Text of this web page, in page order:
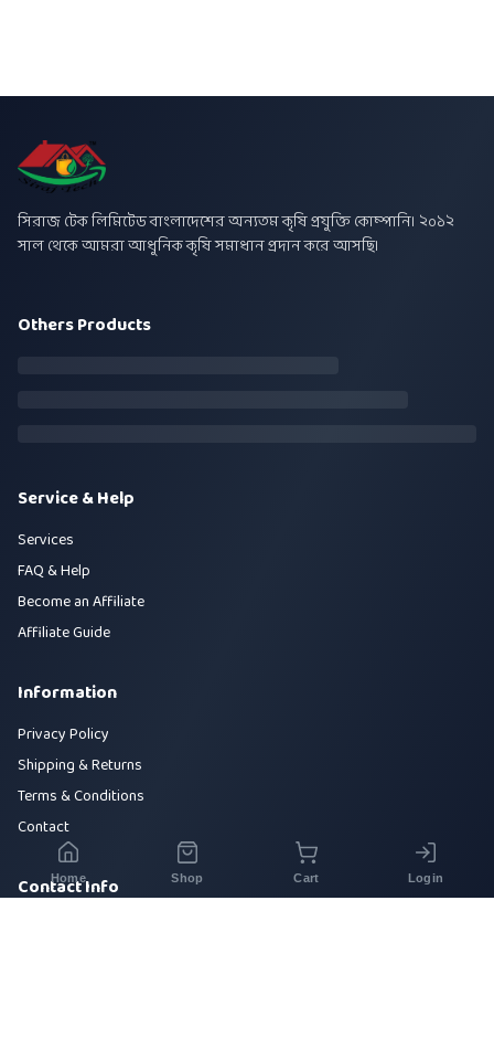
সিরাজ টেক লিমিটেড বাংলাদেশের অন্যতম কৃষি প্রযুক্তি কোম্পানি। ২০১২
সাল থেকে আমরা আধুনিক কৃষি সমাধান প্রদান করে আসছি।
Others Products
Service & Help
Services
FAQ & Help
Become an Affiliate
Affiliate Guide
Information
Privacy Policy
Shipping & Returns
Terms & Conditions
Contact
Contact Info
Home Shop Cart Login